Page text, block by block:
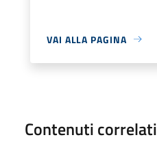
VAI ALLA PAGINA
Contenuti correlati